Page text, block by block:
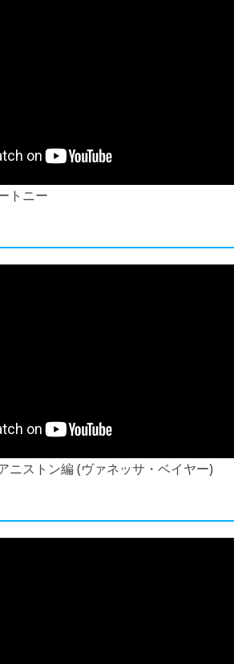
トニー
ニストン編 (ヴァネッサ・ベイヤー)